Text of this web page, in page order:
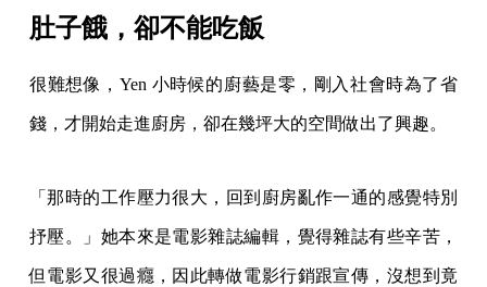
肚子餓，卻不能吃飯
很難想像，Yen 小時候的廚藝是零，剛入社會時為了省
錢，才開始走進廚房，卻在幾坪大的空間做出了興趣。
「那時的工作壓力很大，回到廚房亂作一通的感覺特別
抒壓。」她本來是電影雜誌編輯，覺得雜誌有些辛苦，
但電影又很過癮，因此轉做電影行銷跟宣傳，沒想到竟